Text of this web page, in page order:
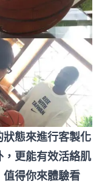
態來進行客製化
更能有效活絡肌
得你來體驗看